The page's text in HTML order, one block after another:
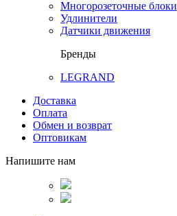
Многорозеточные блоки
Удлинители
Датчики движения
Бренды
LEGRAND
Доставка
Оплата
Обмен и возврат
Оптовикам
Напишите нам